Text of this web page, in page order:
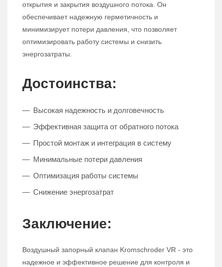
открытия и закрытия воздушного потока. Он
обеспечивает надежную герметичность и
минимизирует потери давления, что позволяет
оптимизировать работу системы и снизить
энергозатраты.
Достоинства:
Высокая надежность и долговечность
Эффективная защита от обратного потока
Простой монтаж и интеграция в систему
Минимальные потери давления
Оптимизация работы системы
Снижение энергозатрат
Заключение:
Воздушный запорный клапан Kromschroder VR - это
надежное и эффективное решение для контроля и